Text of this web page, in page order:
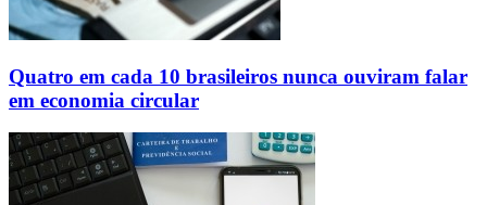
Quatro em cada 10 brasileiros nunca ouviram falar
em economia circular